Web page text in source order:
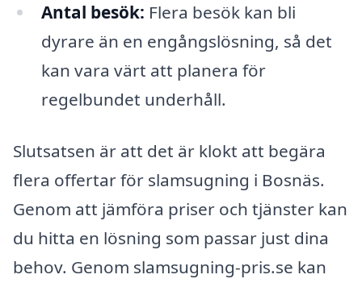
Antal besök: Flera besök kan bli
dyrare än en engångslösning, så det
kan vara värt att planera för
regelbundet underhåll.
Slutsatsen är att det är klokt att begära
flera offertar för slamsugning i Bosnäs.
Genom att jämföra priser och tjänster kan
du hitta en lösning som passar just dina
behov. Genom slamsugning-pris.se kan